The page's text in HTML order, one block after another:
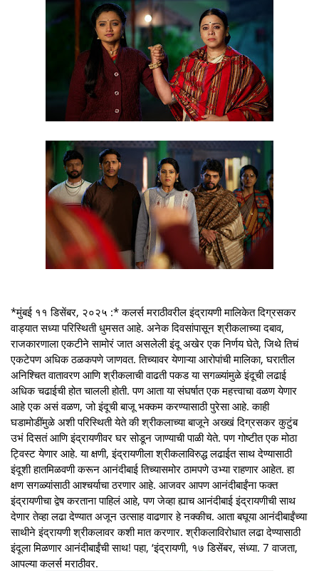
*मुंबई ११ डिसेंबर, २०२५ :* कलर्स मराठीवरील इंद्रायणी मालिकेत दिग्रसकर
वाड्यात सध्या परिस्थिती धुमसत आहे. अनेक दिवसांपासून श्रीकलाच्या दबाव,
राजकारणाला एकटीने सामोरं जात असलेली इंदू अखेर एक निर्णय घेते, जिथे तिचं
एकटेपण अधिक ठळकपणे जाणवत. तिच्यावर येणाऱ्या आरोपांची मालिका, घरातील
अनिश्चित वातावरण आणि श्रीकलाची वाढती पकड या सगळ्यांमुळे इंदूची लढाई
अधिक चढाईची होत चालली होती. पण आता या संघर्षात एक महत्त्वाचा वळण येणार
आहे एक असं वळण, जो इंदूची बाजू भक्कम करण्यासाठी पुरेसा आहे. काही
घडामोडींमुळे अशी परिस्थिती येते की श्रीकलाच्या बाजूने अख्खं दिग्रसकर कुटुंब
उभं दिसतं आणि इंद्रायणीवर घर सोडून जाण्याची पाळी येते. पण गोष्टीत एक मोठा
ट्विस्ट येणार आहे. या क्षणी, इंद्रायणीला श्रीकलाविरुद्ध लढाईत साथ देण्यासाठी
इंदूशी हातमिळवणी करून आनंदीबाई तिच्यासमोर ठामपणे उभ्या राहणार आहेत. हा
क्षण सगळ्यांसाठी आश्चर्याचा ठरणार आहे. आजवर आपण आनंदीबाईंना फक्त
इंद्रायणीचा द्वेष करताना पाहिलं आहे, पण जेव्हा ह्याच आनंदीबाई इंद्रायणीची साथ
देणार तेव्हा लढा देण्यात अजून उत्साह वाढणार हे नक्कीच. आता बघूया आनंदीबाईंच्या
साथीने इंद्रायणी श्रीकलावर कशी मात करणार. श्रीकलाविरोधात लढा देण्यासाठी
इंदूला मिळणार आनंदीबाईंची साथ! पहा, ‘इंद्रायणी, १७ डिसेंबर, संध्या. 7 वाजता,
आपल्या कलर्स मराठीवर.